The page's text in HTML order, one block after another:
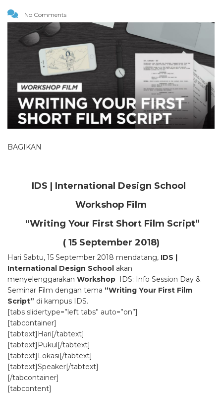
No Comments
BAGIKAN
IDS | International Design School
Workshop Film
“Writing Your First Short Film Script”
( 15 September 2018)
Hari Sabtu, 15 September 2018 mendatang, IDS |
International Design School akan
menyelenggarakan Workshop
IDS: Info Session Day &
Seminar Film dengan tema “Writing Your First Film
Script” di kampus IDS.
[tabs slidertype=”left tabs” auto=”on”]
[tabcontainer]
[tabtext]Hari[/tabtext]
[tabtext]Pukul[/tabtext]
[tabtext]Lokasi[/tabtext]
[tabtext]Speaker[/tabtext]
[/tabcontainer]
[tabcontent]